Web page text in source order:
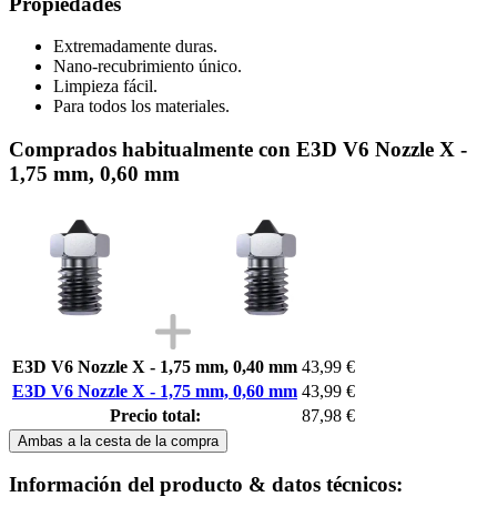
Extremadamente duras.
Nano-recubrimiento único.
Limpieza fácil.
Para todos los materiales.
Comprados habitualmente con E3D V6 Nozzle X -
1,75 mm, 0,60 mm
E3D V6 Nozzle X - 1,75 mm, 0,40 mm 43,99 €
E3D V6 Nozzle X - 1,75 mm, 0,60 mm 43,99 €
Precio total:
87,98 €
Ambas a la cesta de la compra
Información del producto & datos técnicos: